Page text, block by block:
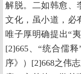
解脱。二如韩愈、
文化，虽小道，必
唯子厚明确提出“
[2]665、“统合儒
序》）[2]668之伟